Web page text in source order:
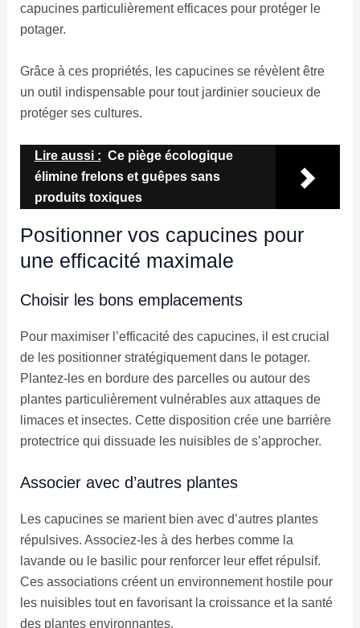
capucines particulièrement efficaces pour protéger le
potager.
Grâce à ces propriétés, les capucines se révèlent être
un outil indispensable pour tout jardinier soucieux de
protéger ses cultures.
Lire aussi : Ce piège écologique
élimine frelons et guêpes sans
produits toxiques
Positionner vos capucines pour
une efficacité maximale
Choisir les bons emplacements
Pour maximiser l’efficacité des capucines, il est crucial
de les positionner stratégiquement dans le potager.
Plantez-les en bordure des parcelles ou autour des
plantes particulièrement vulnérables aux attaques de
limaces et insectes. Cette disposition crée une barrière
protectrice qui dissuade les nuisibles de s’approcher.
Associer avec d’autres plantes
Les capucines se marient bien avec d’autres plantes
répulsives. Associez-les à des herbes comme la
lavande ou le basilic pour renforcer leur effet répulsif.
Ces associations créent un environnement hostile pour
les nuisibles tout en favorisant la croissance et la santé
des plantes environnantes.